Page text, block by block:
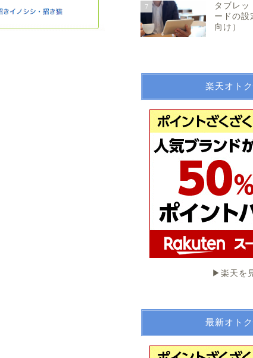
7
タブレッ
ードの設
向け）
楽天オト
▶︎楽天を
最新オト